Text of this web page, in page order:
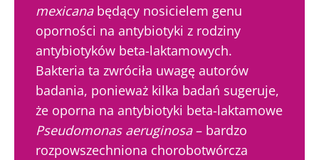
mexicanabędący nosicielem genu
oporności na antybiotyki z rodziny
antybiotyków beta-laktamowych.
Bakteria ta zwróciła uwagę autorów
badania, ponieważ kilka badań sugeruje,
że oporna na antybiotyki beta-laktamowe
Pseudomonas aeruginosa– bardzo
rozpowszechniona chorobotwórcza